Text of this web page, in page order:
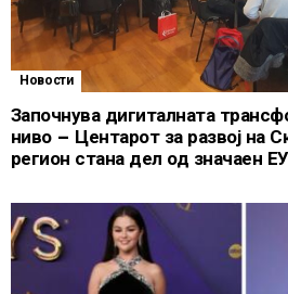
Новости
Започнува дигиталната
ниво – Центарот за развој на
регион стана дел од значаен